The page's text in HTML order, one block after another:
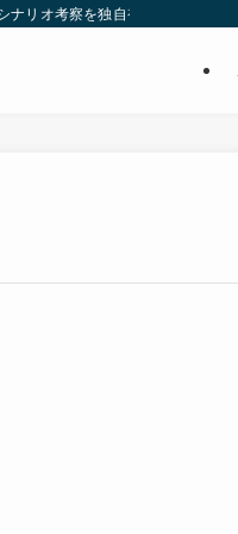
リオ考察を独自視点で発信する